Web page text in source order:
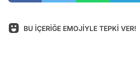
BU İÇERİĞE EMOJİYLE TEPKİ VER!